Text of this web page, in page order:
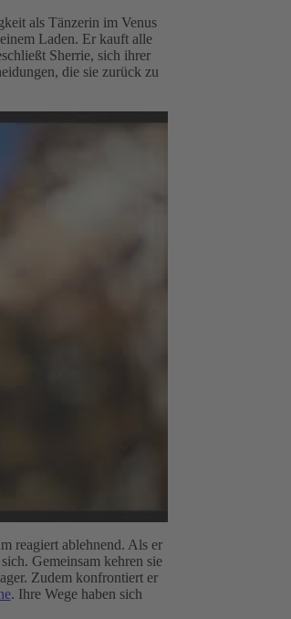
als Tänzerin im Venus
Laden. Er kauft alle
Sherrie, sich ihrer
die sie zurück zu
reagiert ablehnend. Als er
Gemeinsam kehren sie
Zudem konfrontiert er
. Ihre Wege haben sich